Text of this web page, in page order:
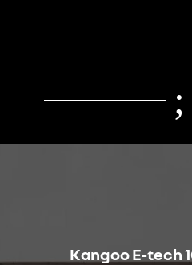
;
Kangoo E-tech